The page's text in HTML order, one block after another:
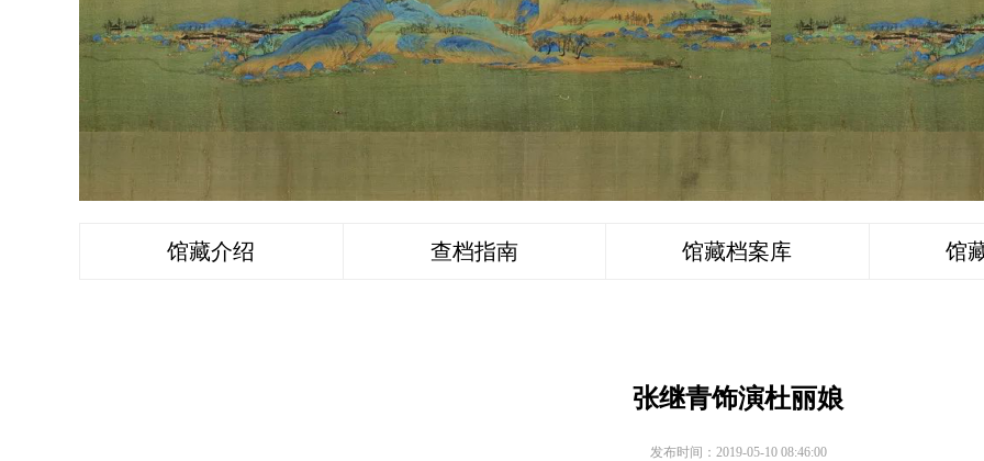
馆藏介绍 查档指南 馆藏档案库 馆
张继青饰演杜丽娘
发布时间：2019-05-10 08:46:00